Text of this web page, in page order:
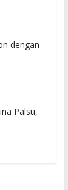
dengan
Palsu,